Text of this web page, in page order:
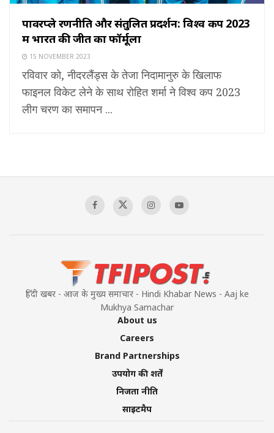
पावरप्ले रणनीति और संतुलित प्रदर्शन: विश्व कप 2023
में भारत की जीत का फॉर्मूला
15 NOVEMBER 2023
रविवार को, नीदरलैंड्स के तेजा निदामानुरु के खिलाफ
फाइनल विकेट लेने के साथ रोहित शर्मा ने विश्व कप 2023
लीग चरण का समापन ...
हिंदी खबर - आज के मुख्य समाचार - Hindi Khabar News - Aaj ke
Mukhya Samachar
About us
Careers
Brand Partnerships
उपयोग की शर्तें
निजता नीति
साइटमैप